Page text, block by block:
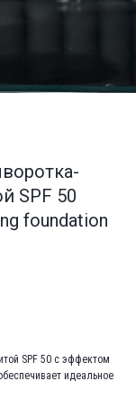
SPF 50
foundation
SPF 50 с эффектом
идеальное